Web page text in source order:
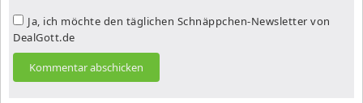
Ja, ich möchte den täglichen Schnäppchen-Newsletter von
DealGott.de